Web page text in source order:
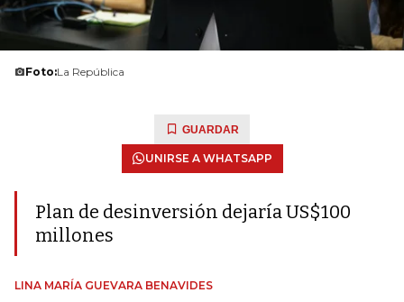
Foto:La República
GUARDAR
UNIRSE A WHATSAPP
Plan de desinversión dejaría US$100
millones
LINA MARÍA GUEVARA BENAVIDES